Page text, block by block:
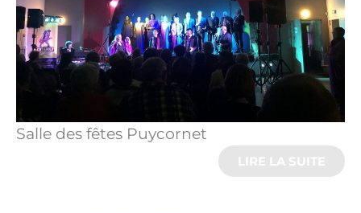
Salle des fêtes Puycornet
LIRE LA SUITE